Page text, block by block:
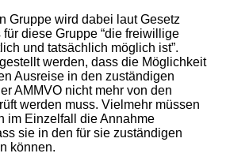
Gruppe wird dabei laut Gesetz
für diese Gruppe “die freiwillige
und tatsächlich möglich ist”.
werden, dass die Möglichkeit
Ausreise in den zuständigen
AMMVO nicht mehr von den
werden muss. Vielmehr müssen
im Einzelfall die Annahme
sie in den für sie zuständigen
können.